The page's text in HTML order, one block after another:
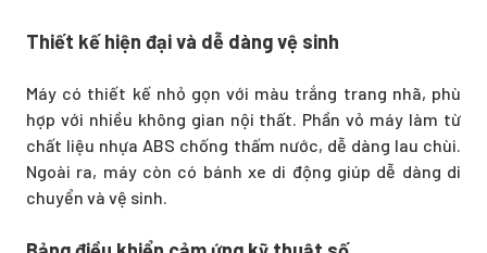
Thiết kế hiện đại và dễ dàng vệ sinh
Máy có thiết kế nhỏ gọn với màu trắng trang nhã, phù
hợp với nhiều không gian nội thất. Phần vỏ máy làm từ
chất liệu nhựa ABS chống thấm nước, dễ dàng lau chùi.
Ngoài ra, máy còn có bánh xe di động giúp dễ dàng di
chuyển và vệ sinh.